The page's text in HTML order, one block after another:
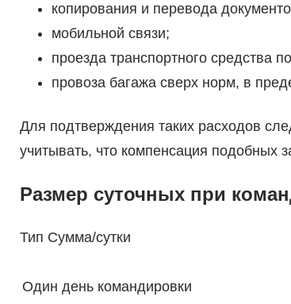
копирования и перевода
мобильной связи;
проезда транспортного средства
провоза багажа сверх норм, в
Для подтверждения таких расходов
учитывать, что компенсация подобных
Размер суточных при
Тип Сумма/сутки
Один день командировки